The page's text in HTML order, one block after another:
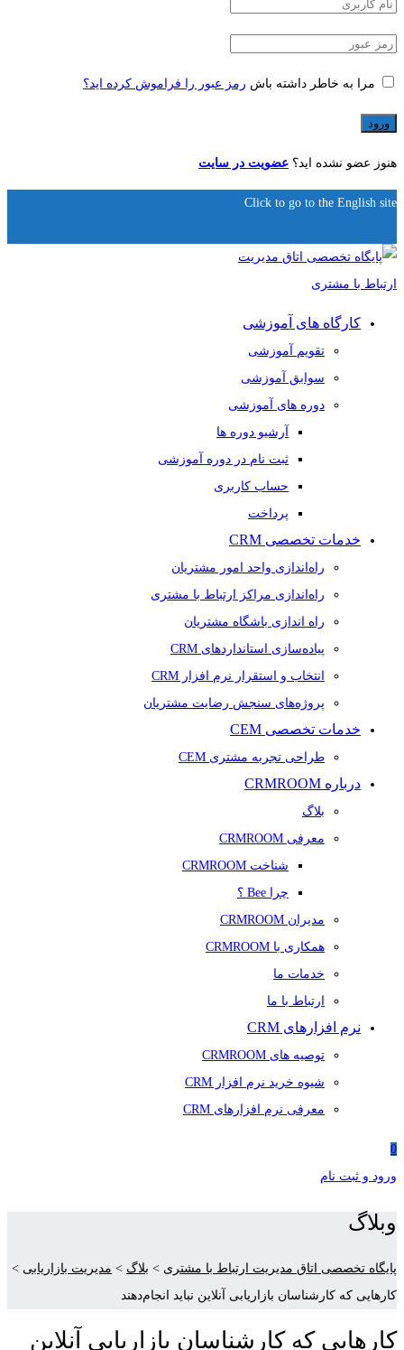
مرا به خاطر داشته باش رمز عبور را فراموش کرده اید؟
هنوز عضو نشده اید؟ عضویت در سایت
Click to go to the English site
کارگاه های آموزشی
تقویم آموزشی
سوابق آموزشی
دوره های آموزشی
آرشیو دوره ها
ثبت نام در دوره آموزشی
حساب کاربری
پرداخت
خدمات تخصصی CRM
راه‌اندازی واحد امور مشتریان
راه‌اندازی مراکز ارتباط با مشتری
راه اندازی باشگاه مشتریان
پیاده‌سازی استانداردهای CRM
انتخاب و استقرار نرم افزار CRM
پروژه‌های سنجش رضایت مشتریان
خدمات تخصصی CEM
طراحی تجربه مشتری CEM
درباره CRMROOM
بلاگ
معرفی CRMROOM
شناخت CRMROOM
چرا Bee ؟
مدیران CRMROOM
همکاری با CRMROOM
خدمات ما
ارتباط با ما
نرم افزارهای CRM
توصیه های CRMROOM
شیوه خرید نرم افزار CRM
معرفی نرم افزارهای CRM
0
ورود و ثبت نام
وبلاگ
پایگاه تخصصی اتاق مدیریت ارتباط با مشتری > بلاگ > مدیریت بازاریابی >
کارهایی که کارشناسان بازاریابی آنلاین نباید انجام‌دهند
کارهایی که کارشناسان بازاریابی آنلاین